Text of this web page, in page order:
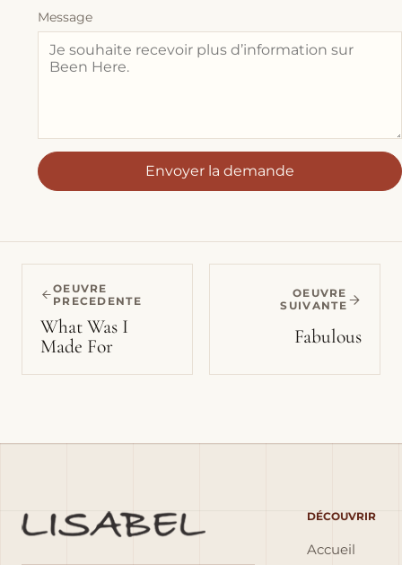
Message
Envoyer la demande
OEUVRE
PRECEDENTE
What Was I
Made For
OEUVRE
SUIVANTE
Fabulous
DÉCOUVRIR
Accueil